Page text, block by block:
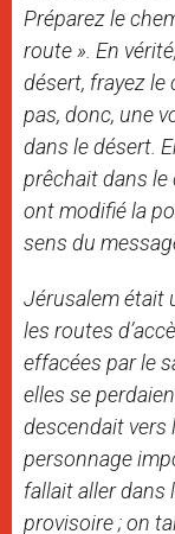
Préparez le
route ». En
désert, frayez le
pas, donc, une
dans le désert.
prêchait dans le
ont modifié la
sens du
Jérusalem était
les routes
effacées par le
elles se
descendait vers
personnage
fallait aller dans
provisoire ; on